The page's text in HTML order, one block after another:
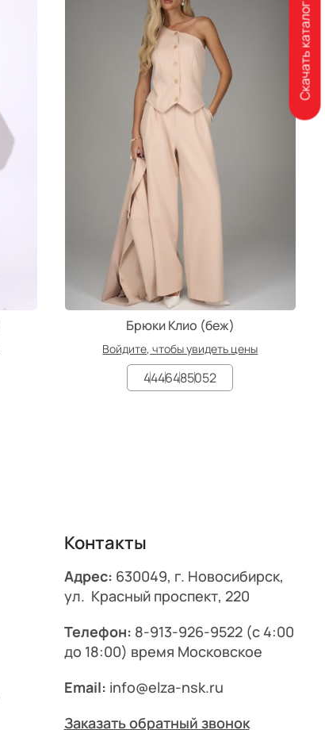
Брюки Клио (беж)
Войдите, чтобы увидеть цены
4446485052
Контакты
Адрес: 630049, г. Новосибирск,
ул. Красный проспект, 220
Телефон: 8-913-926-9522(с 4:00
до 18:00) время Московское
Email: info@elza-nsk.ru
Заказать обратный звонок
Скачать каталог